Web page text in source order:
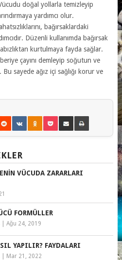
doğal yollarla temizleyip
yardımcı olur.
bağırsaklardaki
Düzenli kullanımda bağırsak
kurtulmaya fayda sağlar.
çayını demleyip soğutun ve
sayede ağız içi sağlığı korur ve
VÜCUDA ZARARLARI
FORMÜLLER
| Ağu 24, 2019
YAPILIR? FAYDALARI
| Mar 21, 2022